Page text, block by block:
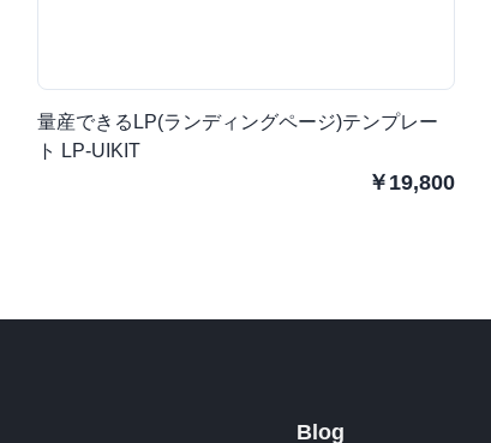
量産できるLP(ランディングページ)テンプレー
ト LP-UIKIT
￥19,800
Blog